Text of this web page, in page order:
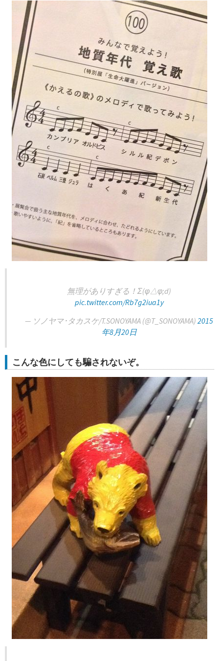
無理がありすぎる！Σ(φ△φ;d)
pic.twitter.com/Rb7g2iua1y
— ソノヤマ･タカスケ/T.SONOYAMA (@T_SONOYAMA) 2015
年8月20日
こんな色にしても騙されないぞ。